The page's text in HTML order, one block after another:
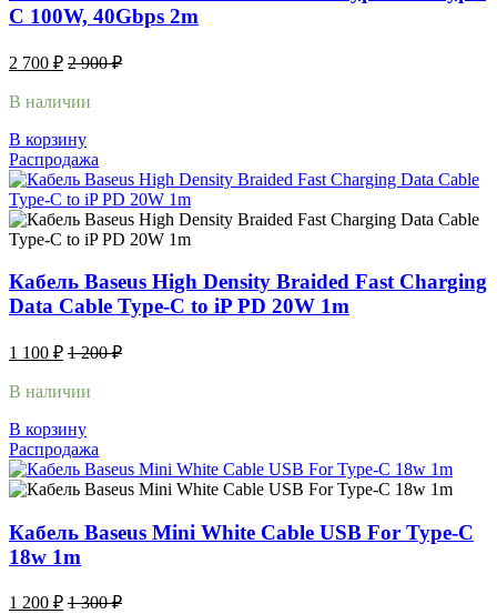
C 100W, 40Gbps 2m
2 700 ₽ 2 900₽
В наличии
В корзину
Распродажа
Кабель Baseus High Density Braided Fast Charging
Data Cable Type-C to iP PD 20W 1m
1 100 ₽ 1 200₽
В наличии
В корзину
Распродажа
Кабель Baseus Mini White Cable USB For Type-C
18w 1m
1 200 ₽ 1 300₽